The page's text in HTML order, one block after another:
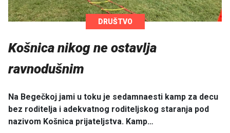
DRUŠTVO
Košnica nikog ne ostavlja
ravnodušnim
Na Begečkoj jami u toku je sedamnaesti kamp za decu
bez roditelja i adekvatnog roditeljskog staranja pod
nazivom Košnica prijateljstva. Kamp…